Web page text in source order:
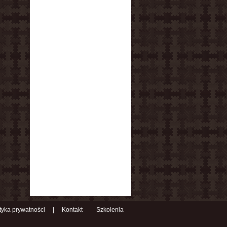
prywatności Kontakt Szkolenia